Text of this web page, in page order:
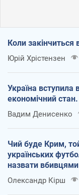
Коли закінчиться
Юрій Хрістензен
Україна вступила
економічний
Вадим Денисенко
Чий буде Крим,
українських
назвати вбивцями
Олександр Кірш